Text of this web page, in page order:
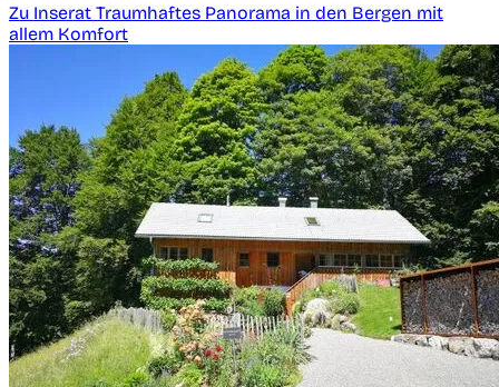
Zu Inserat Traumhaftes Panorama in den Bergen mit
allem Komfort